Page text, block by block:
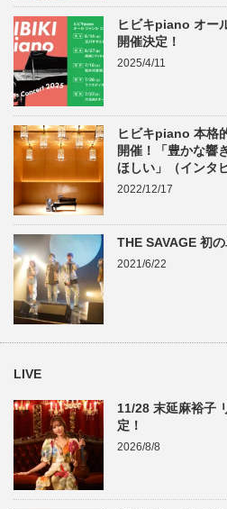
ヒビキpiano オー
開催決定！
2025/4/11
ヒビキpiano 本格
開催！「豊かな響
ほしい」（インタ
2022/12/17
THE SAVAGE 初
2021/6/22
LIVE
11/28 末延麻裕子
定！
2026/8/8